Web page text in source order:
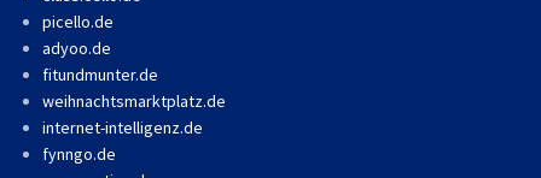
picello.de
adyoo.de
fitundmunter.de
weihnachtsmarktplatz.de
internet-intelligenz.de
fynngo.de